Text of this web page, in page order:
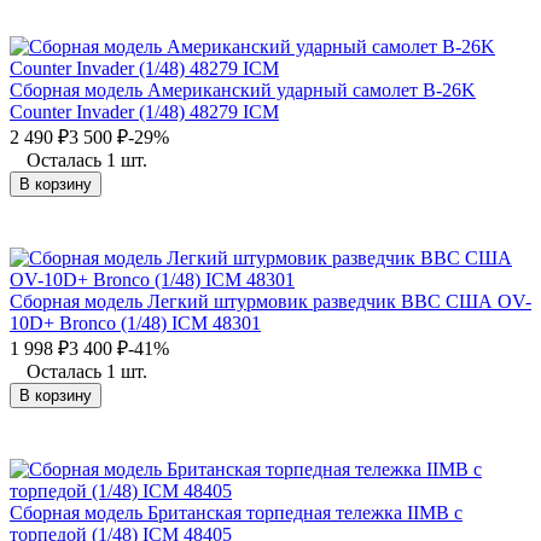
Сборная модель Американский ударный самолет B-26K
Counter Invader (1/48) 48279 ICM
2 490 ₽3 500 ₽-29%
Осталась 1 шт.
В корзину
Сборная модель Легкий штурмовик разведчик ВВС США OV-
10D+ Bronco (1/48) ICM 48301
1 998 ₽3 400 ₽-41%
Осталась 1 шт.
В корзину
Сборная модель Британская торпедная тележка IIМВ с
торпедой (1/48) ICM 48405